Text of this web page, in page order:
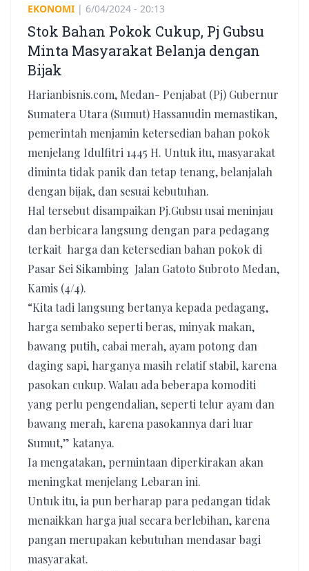
EKONOMI | 6/04/2024 - 20:13
Stok Bahan Pokok Cukup, Pj Gubsu
Minta Masyarakat Belanja dengan
Bijak
Harianbisnis.com, Medan- Penjabat (Pj) Gubernur
Sumatera Utara (Sumut) Hassanudin memastikan,
pemerintah menjamin ketersedian bahan pokok
menjelang Idulfitri 1445 H. Untuk itu, masyarakat
diminta tidak panik dan tetap tenang, belanjalah
dengan bijak, dan sesuai kebutuhan.
Hal tersebut disampaikan Pj.Gubsu usai meninjau
dan berbicara langsung dengan para pedagang
terkait harga dan ketersedian bahan pokok di
Pasar Sei Sikambing Jalan Gatoto Subroto Medan,
Kamis (4/4).
“Kita tadi langsung bertanya kepada pedagang,
harga sembako seperti beras, minyak makan,
bawang putih, cabai merah, ayam potong dan
daging sapi, harganya masih relatif stabil, karena
pasokan cukup. Walau ada beberapa komoditi
yang perlu pengendalian, seperti telur ayam dan
bawang merah, karena pasokannya dari luar
Sumut,” katanya.
Ia mengatakan, permintaan diperkirakan akan
meningkat menjelang Lebaran ini.
Untuk itu, ia pun berharap para pedangan tidak
menaikkan harga jual secara berlebihan, karena
pangan merupakan kebutuhan mendasar bagi
masyarakat.